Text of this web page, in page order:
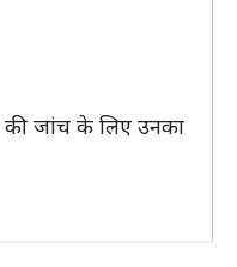
की जांच के लिए उनका